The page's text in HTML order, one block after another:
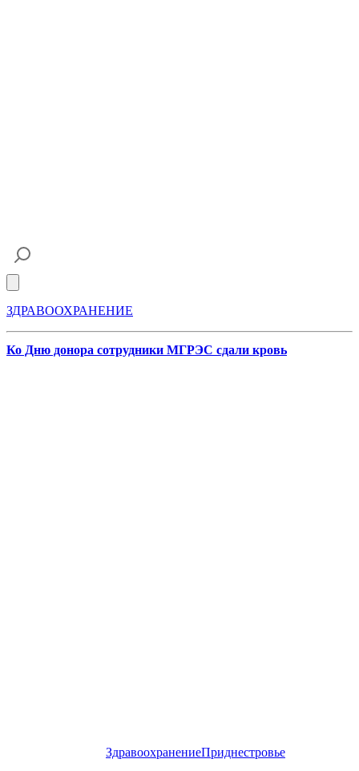
ЗДРАВООХРАНЕНИЕ
Ко Дню донора сотрудники МГРЭС сдали кровь
ЗдравоохранениеПриднестровье